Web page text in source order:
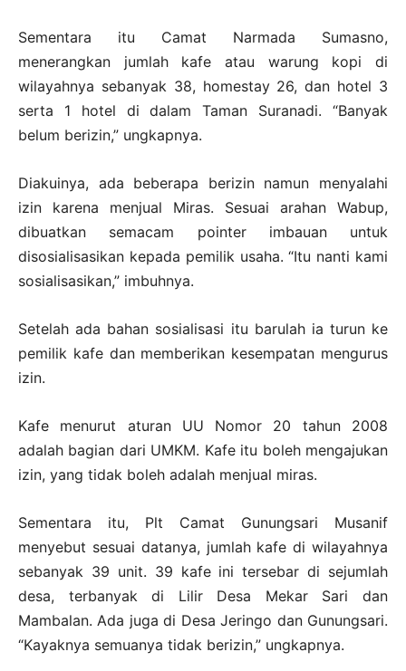
Sementara itu Camat Narmada Sumasno,
menerangkan jumlah kafe atau warung kopi di
wilayahnya sebanyak 38, homestay 26, dan hotel 3
serta 1 hotel di dalam Taman Suranadi. “Banyak
belum berizin,” ungkapnya.
Diakuinya, ada beberapa berizin namun menyalahi
izin karena menjual Miras. Sesuai arahan Wabup,
dibuatkan semacam pointer imbauan untuk
disosialisasikan kepada pemilik usaha. “Itu nanti kami
sosialisasikan,” imbuhnya.
Setelah ada bahan sosialisasi itu barulah ia turun ke
pemilik kafe dan memberikan kesempatan mengurus
izin.
Kafe menurut aturan UU Nomor 20 tahun 2008
adalah bagian dari UMKM. Kafe itu boleh mengajukan
izin, yang tidak boleh adalah menjual miras.
Sementara itu, Plt Camat Gunungsari Musanif
menyebut sesuai datanya, jumlah kafe di wilayahnya
sebanyak 39 unit. 39 kafe ini tersebar di sejumlah
desa, terbanyak di Lilir Desa Mekar Sari dan
Mambalan. Ada juga di Desa Jeringo dan Gunungsari.
“Kayaknya semuanya tidak berizin,” ungkapnya.